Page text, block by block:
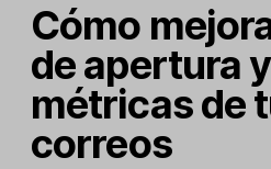
Cómo
de apertura
métricas de
correos